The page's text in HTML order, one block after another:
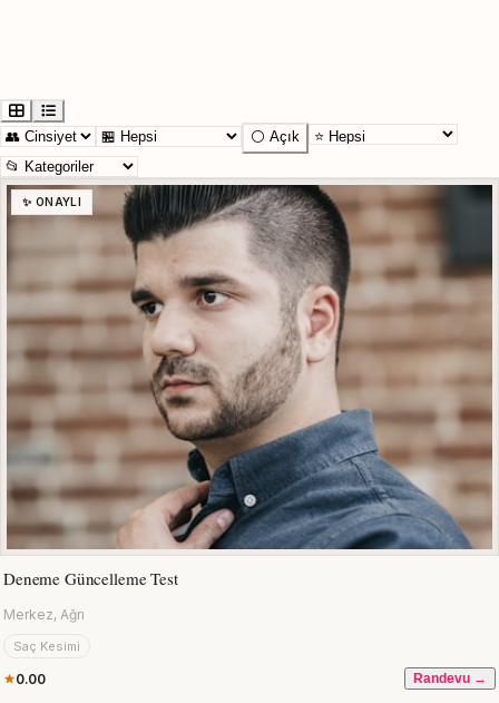
⚪ Açık
✨ ONAYLI
Deneme Güncelleme Test
Merkez, Ağrı
Saç Kesimi
0.00 Randevu →